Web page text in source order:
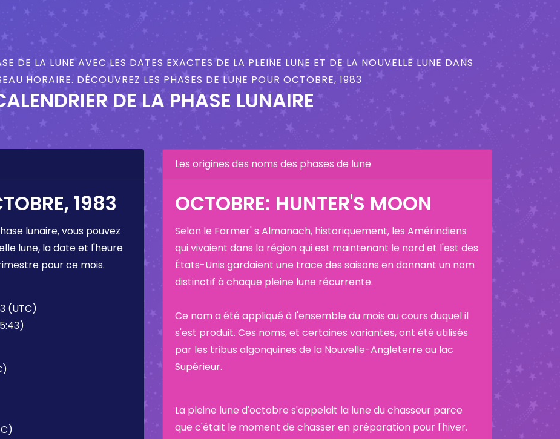
DE LA LUNE AVEC LES DATES EXACTES DE LA PLEINE LUNE ET DE LA NOUVELLE LUNE DANS
HORAIRE. DÉCOUVREZ LES PHASES DE LUNE POUR OCTOBRE, 1983
DE LA PHASE LUNAIRE
1983
lunaire, vous pouvez
lune, la date et l'heure
pour ce mois.
(UTC)
Les origines des noms des phases de lune
OCTOBRE: HUNTER'S MOON
Selon le Farmer' s Almanach, historiquement, les Amérindiens
qui vivaient dans la région qui est maintenant le nord et l'est des
États-Unis gardaient une trace des saisons en donnant un nom
distinctif à chaque pleine lune récurrente.
Ce nom a été appliqué à l'ensemble du mois au cours duquel il
s'est produit. Ces noms, et certaines variantes, ont été utilisés
par les tribus algonquines de la Nouvelle-Angleterre au lac
Supérieur.
La pleine lune d'octobre s'appelait la lune du chasseur parce
que c'était le moment de chasser en préparation pour l'hiver.